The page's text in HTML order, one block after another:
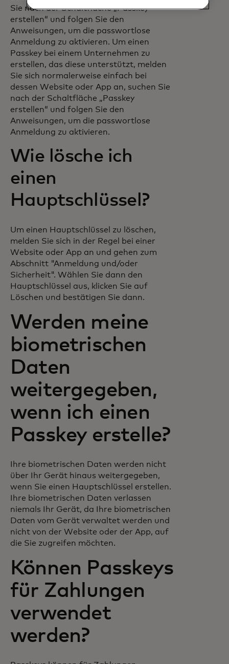
Sie nach der Schaltfläche „Passkey
erstellen“ und folgen Sie den
Anweisungen, um die passwortlose
Anmeldung zu aktivieren. Um einen
Passkey bei einem Unternehmen zu
erstellen, das diese unterstützt, melden
Sie sich normalerweise einfach bei
dessen Website oder App an, suchen Sie
nach der Schaltfläche „Passkey
erstellen“ und folgen Sie den
Anweisungen, um die passwortlose
Anmeldung zu aktivieren.
Wie lösche ich
einen
Hauptschlüssel?
Um einen Hauptschlüssel zu löschen,
melden Sie sich in der Regel bei einer
Website oder App an und gehen zum
Abschnitt "Anmeldung und/oder
Sicherheit". Wählen Sie dann den
Hauptschlüssel aus, klicken Sie auf
Löschen und bestätigen Sie dann.
Werden meine
biometrischen
Daten
weitergegeben,
wenn ich einen
Passkey erstelle?
Ihre biometrischen Daten werden nicht
über Ihr Gerät hinaus weitergegeben,
wenn Sie einen Hauptschlüssel erstellen.
Ihre biometrischen Daten verlassen
niemals Ihr Gerät, da Ihre biometrischen
Daten vom Gerät verwaltet werden und
nicht von der Website oder der App, auf
die Sie zugreifen möchten.
Können Passkeys
für Zahlungen
verwendet
werden?